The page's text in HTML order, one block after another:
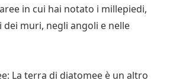
in cui hai notato i millepiedi,
dei muri, negli angoli e nelle
La terra di diatomee è un altro